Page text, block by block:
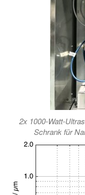
2x 1000-Watt-
Schrank für